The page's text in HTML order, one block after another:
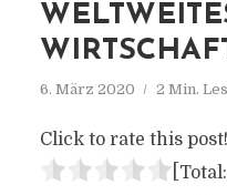
6. März 2020 2 Min.
Click to rate this post!
[Total: